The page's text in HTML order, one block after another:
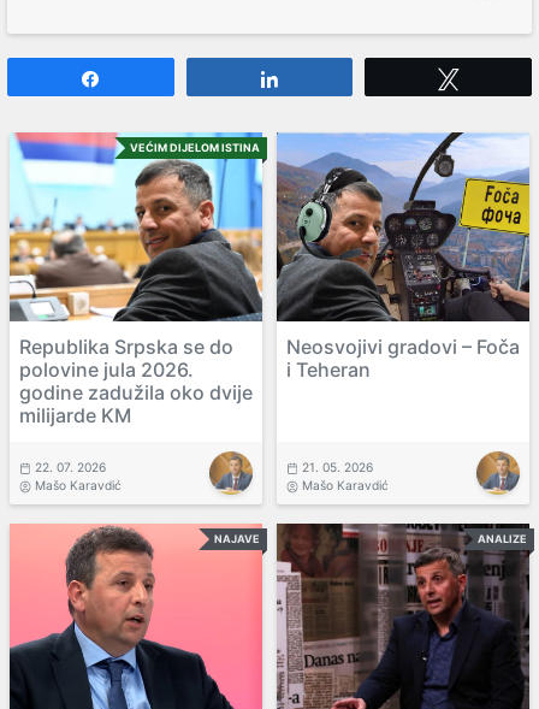
VEĆIM DIJELOM ISTINA
Republika Srpska se do
polovine jula 2026.
godine zadužila oko dvije
milijarde KM
22. 07. 2026
Mašo Karavdić
Neosvojivi gradovi – Foča
i Teheran
21. 05. 2026
Mašo Karavdić
NAJAVE ANALIZE